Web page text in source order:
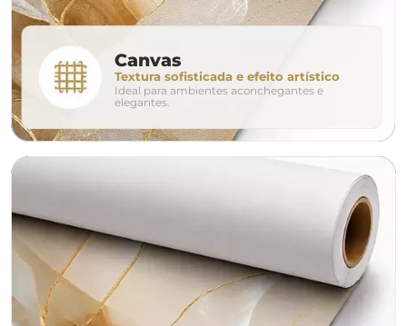
conjunto
avulso duo
o tamanho ideal para o seu ambiente é
Canvas
Textura sofisticada e efeito artístico
Ideal para ambientes aconchegantes e
elegantes.